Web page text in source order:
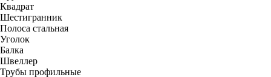
Квадрат
Шестигранник
Полоса стальная
Уголок
Балка
Швеллер
Трубы профильные